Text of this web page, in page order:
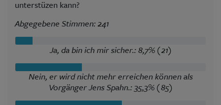
unterstüzen kann?
Abgegebene Stimmen: 241
Ja, da bin ich mir sicher.: 8,7% (21)
Nein, er wird nicht mehr erreichen können als
Vorgänger Jens Spahn.: 35,3% (85)